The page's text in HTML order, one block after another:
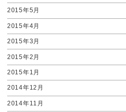
2015年5月
2015年4月
2015年3月
2015年2月
2015年1月
2014年12月
2014年11月